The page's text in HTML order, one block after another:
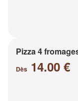
Pizza 4
Dès 14.00 €